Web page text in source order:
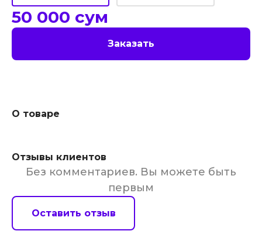
50 000 сум
Заказать
О товаре
Отзывы клиентов
Без комментариев. Вы можете быть
первым
Оставить отзыв